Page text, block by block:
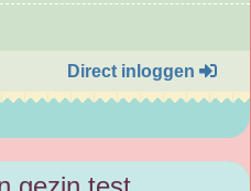
Direct inloggen